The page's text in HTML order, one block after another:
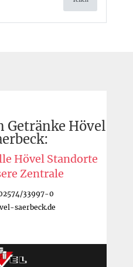
Getränke Hövel
Hövel Standorte
Zentrale
33997-0
saerbeck.de